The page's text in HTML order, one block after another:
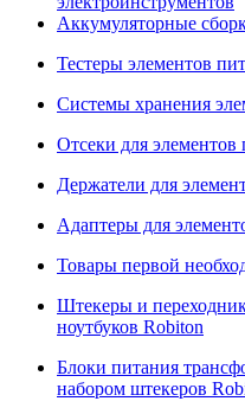
Аккумуляторные
Тестеры элементов
Системы хранения
Отсеки для элементов
Держатели для
Адаптеры для
Товары первой
Штекеры и
ноутбуков Robiton
Блоки питания
набором штекеров